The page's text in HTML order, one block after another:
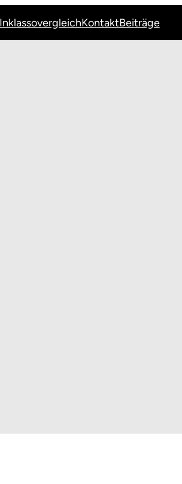
InklassovergleichKontaktBeiträge